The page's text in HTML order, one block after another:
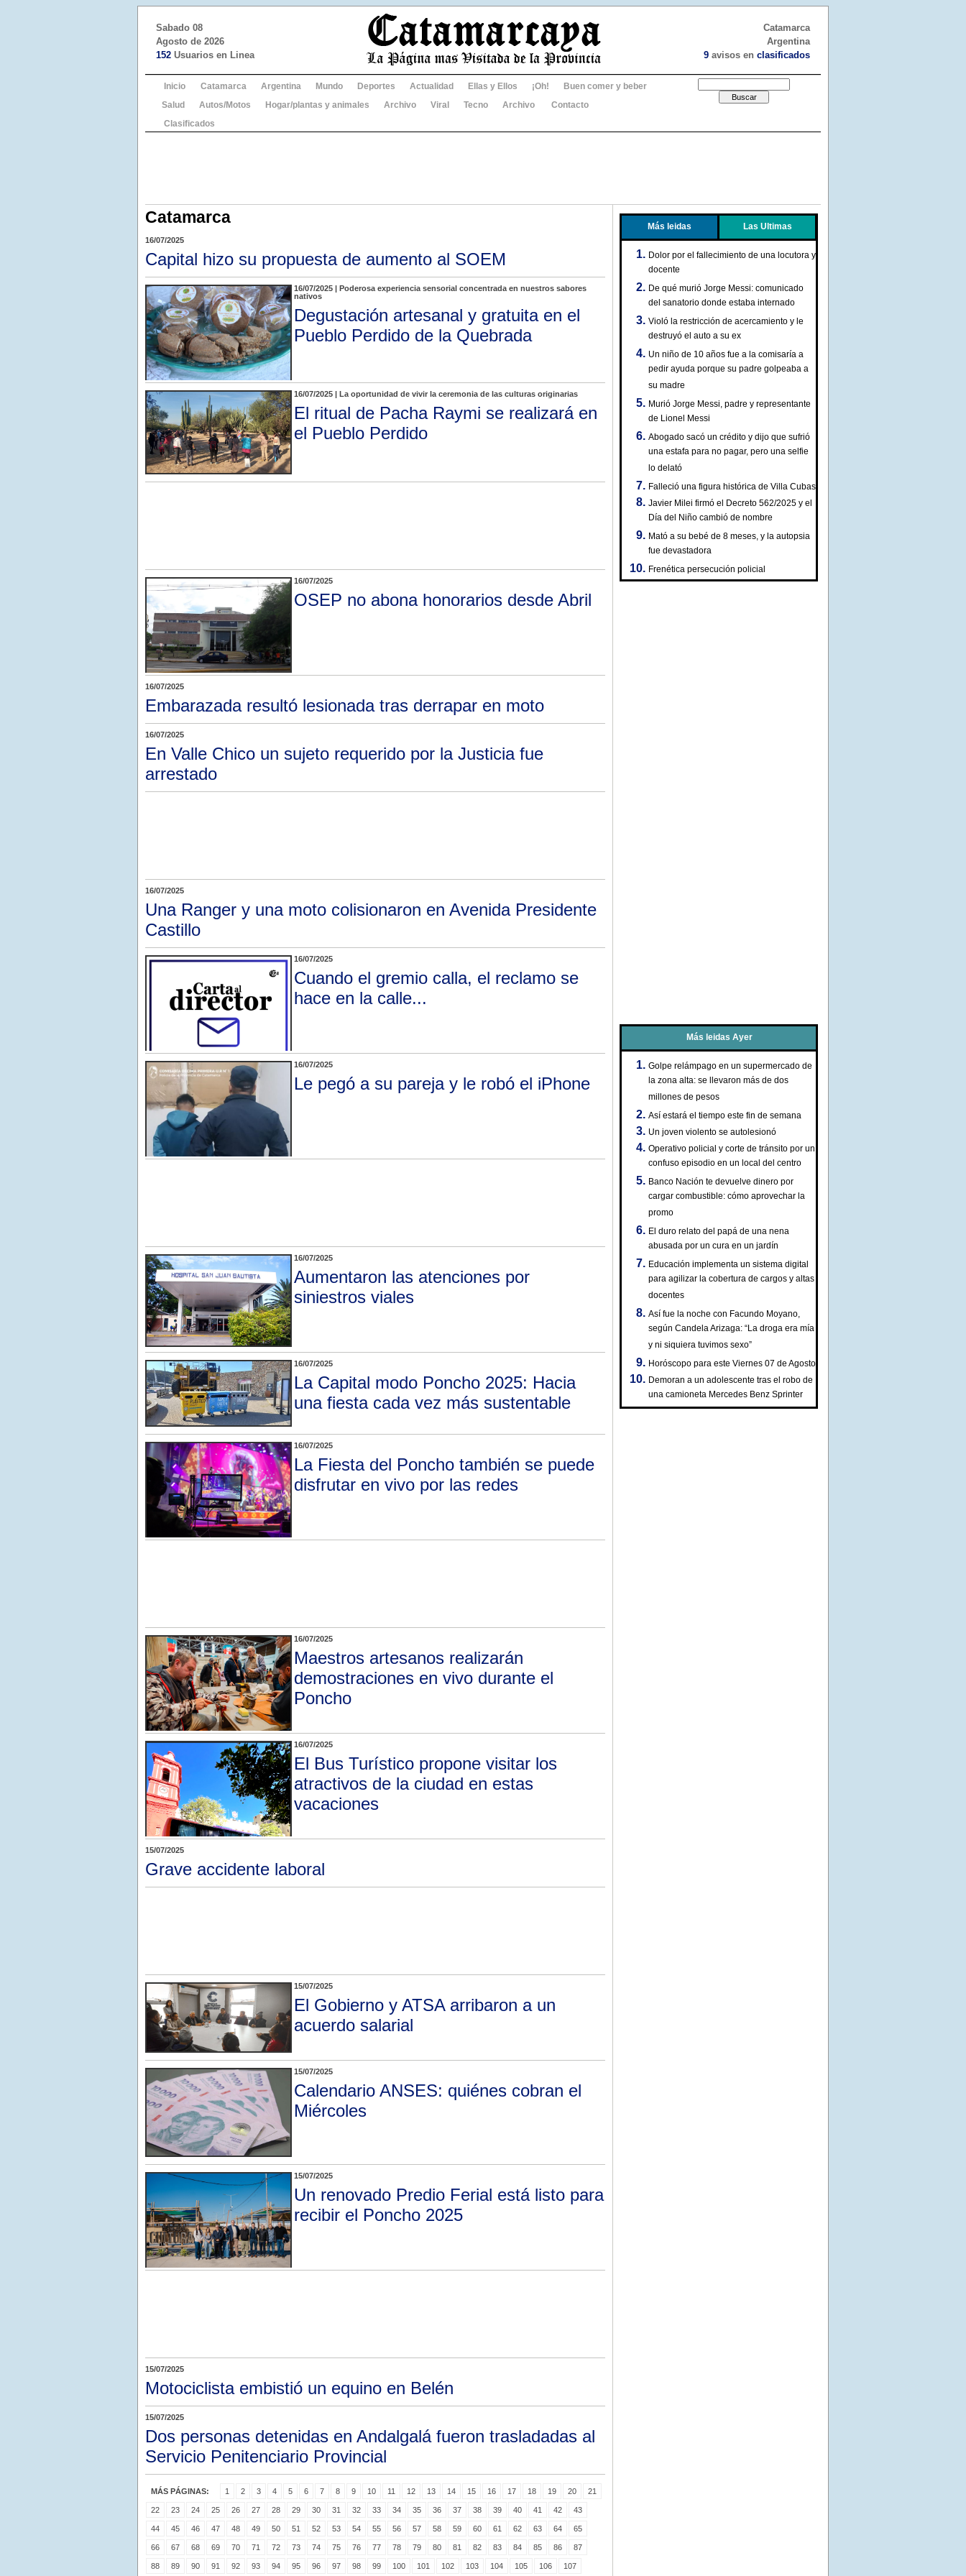
Sabado 08
Agosto de 2026
152 Usuarios en Linea
Catamarca
Argentina
9 avisos en clasificados
Inicio Catamarca Argentina Mundo Deportes Actualidad Ellas y Ellos ¡Oh!
Buen comer y beber
Salud
Autos/Motos Hogar/plantas y animales Archivo Viral Tecno Archivo
Contacto
Clasificados
Catamarca
16/07/2025
Capital hizo su propuesta de aumento al SOEM
16/07/2025 | Poderosa experiencia sensorial concentrada en nuestros sabores
nativos
Degustación artesanal y gratuita en el
Pueblo Perdido de la Quebrada
16/07/2025 | La oportunidad de vivir la ceremonia de las culturas originarias
El ritual de Pacha Raymi se realizará en
el Pueblo Perdido
16/07/2025
OSEP no abona honorarios desde Abril
16/07/2025
Embarazada resultó lesionada tras derrapar en moto
16/07/2025
En Valle Chico un sujeto requerido por la Justicia fue
arrestado
16/07/2025
Una Ranger y una moto colisionaron en Avenida Presidente
Castillo
16/07/2025
Cuando el gremio calla, el reclamo se
hace en la calle...
16/07/2025
Le pegó a su pareja y le robó el iPhone
16/07/2025
Aumentaron las atenciones por
siniestros viales
16/07/2025
La Capital modo Poncho 2025: Hacia
una fiesta cada vez más sustentable
16/07/2025
La Fiesta del Poncho también se puede
disfrutar en vivo por las redes
16/07/2025
Maestros artesanos realizarán
demostraciones en vivo durante el
Poncho
16/07/2025
El Bus Turístico propone visitar los
atractivos de la ciudad en estas
vacaciones
15/07/2025
Grave accidente laboral
15/07/2025
El Gobierno y ATSA arribaron a un
acuerdo salarial
15/07/2025
Calendario ANSES: quiénes cobran el
Miércoles
15/07/2025
Un renovado Predio Ferial está listo para
recibir el Poncho 2025
15/07/2025
Motociclista embistió un equino en Belén
15/07/2025
Dos personas detenidas en Andalgalá fueron trasladadas al
Servicio Penitenciario Provincial
MÁS PÁGINAS: 1 2 3 4 5 6 7 8 9 10 11 12 13 14 15 16 17 18 19 20 21
22 23 24 25 26 27 28 29 30 31 32 33 34 35 36 37 38 39 40 41 42 43
44 45 46 47 48 49 50 51 52 53 54 55 56 57 58 59 60 61 62 63 64 65
66 67 68 69 70 71 72 73 74 75 76 77 78 79 80 81 82 83 84 85 86 87
88 89 90 91 92 93 94 95 96 97 98 99 100 101 102 103 104 105 106 107
Más leidas Las Ultimas
Dolor por el fallecimiento de una locutora y
docente
De qué murió Jorge Messi: comunicado
del sanatorio donde estaba internado
Violó la restricción de acercamiento y le
destruyó el auto a su ex
Un niño de 10 años fue a la comisaría a
pedir ayuda porque su padre golpeaba a
su madre
Murió Jorge Messi, padre y representante
de Lionel Messi
Abogado sacó un crédito y dijo que sufrió
una estafa para no pagar, pero una selfie
lo delató
Falleció una figura histórica de Villa Cubas
Javier Milei firmó el Decreto 562/2025 y el
Día del Niño cambió de nombre
Mató a su bebé de 8 meses, y la autopsia
fue devastadora
Frenética persecución policial
Más leidas Ayer
Golpe relámpago en un supermercado de
la zona alta: se llevaron más de dos
millones de pesos
Así estará el tiempo este fin de semana
Un joven violento se autolesionó
Operativo policial y corte de tránsito por un
confuso episodio en un local del centro
Banco Nación te devuelve dinero por
cargar combustible: cómo aprovechar la
promo
El duro relato del papá de una nena
abusada por un cura en un jardín
Educación implementa un sistema digital
para agilizar la cobertura de cargos y altas
docentes
Así fue la noche con Facundo Moyano,
según Candela Arizaga: “La droga era mía
y ni siquiera tuvimos sexo”
Horóscopo para este Viernes 07 de Agosto
Demoran a un adolescente tras el robo de
una camioneta Mercedes Benz Sprinter